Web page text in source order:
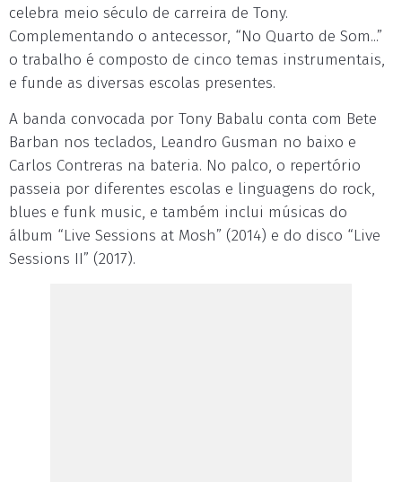
celebra meio século de carreira de Tony.
Complementando o antecessor, “No Quarto de Som...”
o trabalho é composto de cinco temas instrumentais,
e funde as diversas escolas presentes.
A banda convocada por Tony Babalu conta com Bete
Barban nos teclados, Leandro Gusman no baixo e
Carlos Contreras na bateria. No palco, o repertório
passeia por diferentes escolas e linguagens do rock,
blues e funk music, e também inclui músicas do
álbum “Live Sessions at Mosh” (2014) e do disco “Live
Sessions II” (2017).